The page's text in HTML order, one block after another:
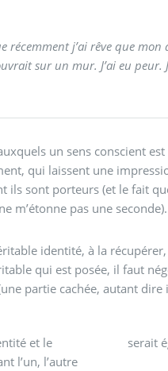
récemment j’ai rêve que mon
sur un mur. J’ai eu peur.
un sens conscient
qui laissent une
ils sont porteurs (et le fait
m’étonne pas une seconde).
identité, à la
qui est posée, il faut
partie cachée, autant dire
et le
l’un, l’autre
serait